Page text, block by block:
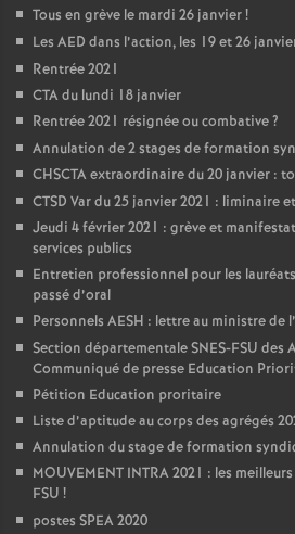
Tous en grève le mardi 26 janvier!
Les AED dans l’action, les 19 et 26
Rentrée 2021
CTA du lundi 18 janvier
Rentrée 2021 résignée ou combative?
Annulation de 2 stages de formation
CHSCTA extraordinaire du 20 janvier :
CTSD Var du 25 janvier 2021 : liminaire
Jeudi 4 février 2021 : grève et
services publics
Entretien professionnel pour les
passé d’oral
Personnels AESH : lettre au ministre de
Section départementale SNES-FSU des
Communiqué de presse Education
Pétition Education proritaire
Liste d’aptitude au corps des agrégés
Annulation du stage de formation
MOUVEMENT INTRA 2021 : les
FSU !
postes SPEA 2020